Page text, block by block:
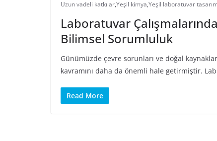
Uzun vadeli katkılar,Yeşil kimya,Yeşil laboratuvar
Laboratuvar
Bilimsel Sorumluluk
Günümüzde çevre sorunları ve doğal
kavramını daha da önemli hale getirmiştir.
Read More